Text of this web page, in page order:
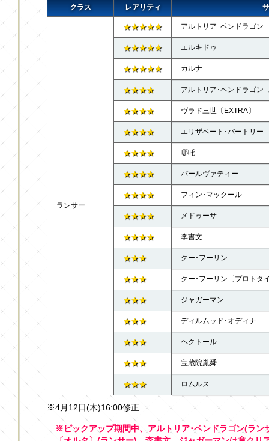
クラス レアリティ
ランサー
★★★★★ アルトリア･ペンドラゴン
★★★★★ エルキドゥ
★★★★★ カルナ
★★★★ アルトリア･ペンドラゴン
★★★★ ヴラド三世〔EXTRA〕
★★★★ エリザベート･バートリー
★★★★ 哪吒
★★★★ パールヴァティー
★★★★ フィン･マックール
★★★★ メドゥーサ
★★★★ 李書文
★★★ クー･フーリン
★★★ クー･フーリン〔プロトタ
★★★ ジャガーマン
★★★ ディルムッド･オディナ
★★★ ヘクトール
★★★ 宝蔵院胤舜
★★★ ロムルス
※4月12日(木)16:00修正
※ピックアップ期間中、アルトリア･ペンドラゴン(ラン